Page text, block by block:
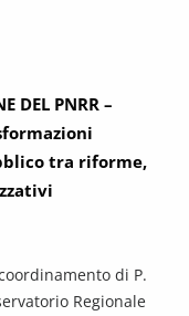
DEL PNRR –
tra riforme,
di P.
Regionale